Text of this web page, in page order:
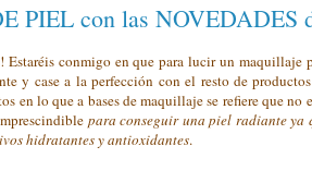
PIEL con las
Estaréis conmigo en que para lucir un
y case a la perfección con el resto de
en lo que a bases de maquillaje se refiere que no
para conseguir una piel radiante ya
hidratantes y antioxidantes.